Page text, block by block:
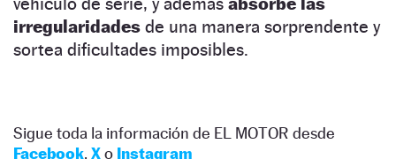
irregularidades de una manera sorprendente y
sortea dificultades imposibles.
Sigue toda la información de EL MOTOR desde
Facebook, Xo Instagram